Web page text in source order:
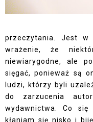
przeczytania. Jest
wrażenie, że
niewiarygodne, ale
sięgać, ponieważ są
ludzi, którzy byli
do zarzucenia
wydawnictwa. Co
kłaniam się nisko i